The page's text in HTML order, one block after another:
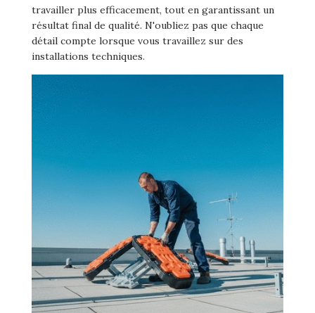
travailler plus efficacement, tout en garantissant un
résultat final de qualité. N'oubliez pas que chaque
détail compte lorsque vous travaillez sur des
installations techniques.